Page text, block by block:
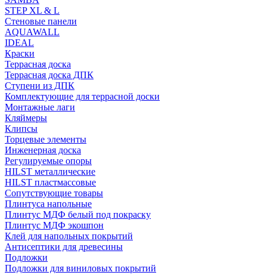
STEP XL & L
Стеновые панели
AQUAWALL
IDEAL
Краски
Террасная доска
Террасная доска ДПК
Ступени из ДПК
Комплектующие для террасной доски
Монтажные лаги
Кляймеры
Клипсы
Торцевые элементы
Инженерная доска
Регулируемые опоры
HILST металлические
HILST пластмассовые
Сопутствующие товары
Плинтуса напольные
Плинтус МДФ белый под покраску
Плинтус МДФ экошпон
Клей для напольных покрытий
Антисептики для древесины
Подложки
Подложки для виниловых покрытий